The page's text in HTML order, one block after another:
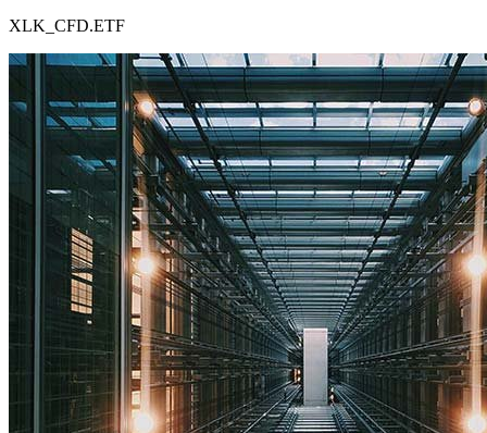
XLK_CFD.ETF